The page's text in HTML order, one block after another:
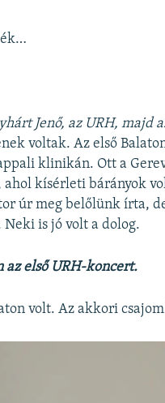
Jenő, az URH, majd
voltak. Az első
klinikán. Ott a
ahol kísérleti bárányok
úr meg belőlünk írta,
is jó volt a dolog.
az első URH-koncert.
volt. Az akkori